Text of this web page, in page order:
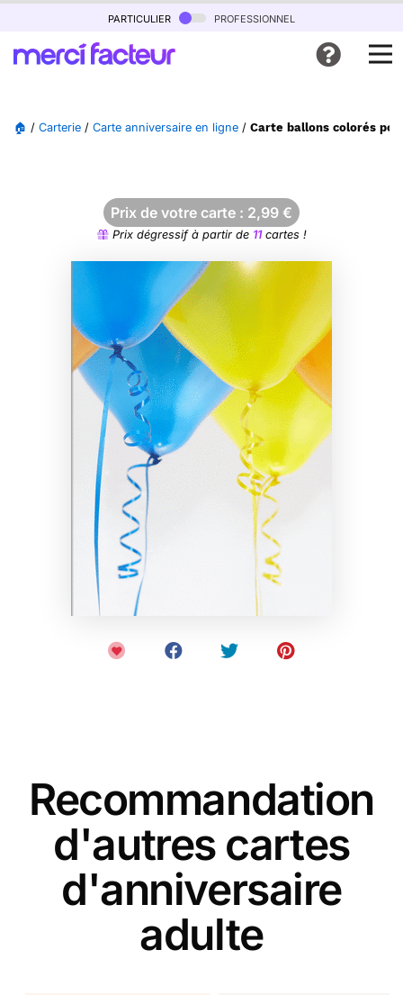
particulier professionnel
🏠 / Carterie / Carte anniversaire en ligne / Carte ballons colorés
Prix de votre carte : 2,99 €
Prix dégressif à partir de 11cartes !
Recommandation
d'autres cartes
d'anniversaire
adulte